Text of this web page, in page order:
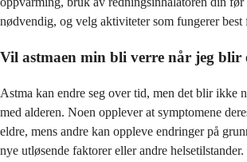
nødvendig, og velg aktiviteter som fungerer best
Vil astmaen min bli verre når jeg blir
Astma kan endre seg over tid, men det blir ikke
med alderen. Noen opplever at symptomene
eldre, mens andre kan oppleve endringer på
nye utløsende faktorer eller andre